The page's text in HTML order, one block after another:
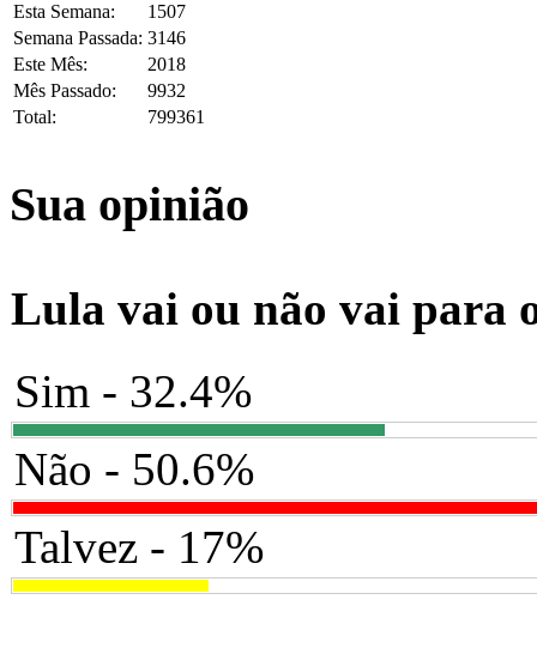
Esta Semana:
1507
Semana Passada: 3146
Este Mês:
2018
Mês Passado:
9932
Total:
799361
Sua opinião
Lula vai ou não vai para
Sim - 32.4%
Não - 50.6%
Talvez - 17%